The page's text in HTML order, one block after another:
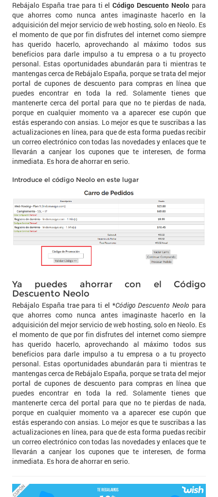
Rebájalo España trae para ti elCódigo Descuento Neolo para
que ahorres como nunca antes imaginaste hacerlo en la
adquisición del mejor servicio de web hosting, solo en Neolo. Es
el momento de que por fin disfrutes del internet como siempre
has querido hacerlo, aprovechando al máximo todos sus
beneficios para darle impulso a tu empresa o a tu proyecto
personal. Estas oportunidades abundarán para ti mientras te
mantengas cerca de Rebájalo España, porque se trata del mejor
portal de cupones de descuento para compras en línea que
puedes encontrar en toda la red. Solamente tienes que
mantenerte cerca del portal para que no te pierdas de nada,
porque en cualquier momento va a aparecer ese cupón que
estás esperando con ansias. Lo mejor es que te suscribas a las
actualizaciones en línea, para que de esta forma puedas recibir
un correo electrónico con todas las novedades y enlaces que te
llevarán a canjear los cupones que te interesen, de forma
inmediata. Es hora de ahorrar en serio.
Introduce el código Neolo en este lugar
Ya puedes ahorrar con el Código
Descuento Neolo
Rebájalo España trae para ti el *Código Descuento Neolo para
que ahorres como nunca antes imaginaste hacerlo en la
adquisición del mejor servicio de web hosting, solo en Neolo. Es
el momento de que por fin disfrutes del internet como siempre
has querido hacerlo, aprovechando al máximo todos sus
beneficios para darle impulso a tu empresa o a tu proyecto
personal. Estas oportunidades abundarán para ti mientras te
mantengas cerca de Rebájalo España, porque se trata del mejor
portal de cupones de descuento para compras en línea que
puedes encontrar en toda la red. Solamente tienes que
mantenerte cerca del portal para que no te pierdas de nada,
porque en cualquier momento va a aparecer ese cupón que
estás esperando con ansias. Lo mejor es que te suscribas a las
actualizaciones en línea, para que de esta forma puedas recibir
un correo electrónico con todas las novedades y enlaces que te
llevarán a canjear los cupones que te interesen, de forma
inmediata. Es hora de ahorrar en serio.